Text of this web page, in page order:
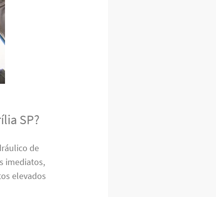
SP?
de
imediatos,
elevados